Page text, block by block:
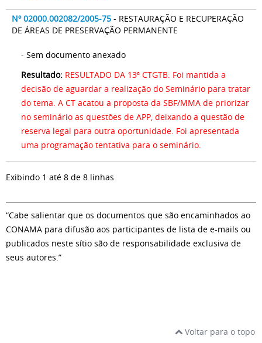
Nº 02000.002082/2005-75 - RESTAURAÇÃO E RECUPERAÇÃO
DE ÁREAS DE PRESERVAÇÃO PERMANENTE
- Sem documento anexado
Resultado: RESULTADO DA 13ª CTGTB: Foi mantida a
decisão de aguardar a realização do Seminário para tratar
do tema. A CT acatou a proposta da SBF/MMA de priorizar
no seminário as questões de APP, deixando a questão de
reserva legal para outra oportunidade. Foi apresentada
uma programação tentativa para o seminário.
Exibindo 1 até 8 de 8 linhas
“Cabe salientar que os documentos que são encaminhados ao
CONAMA para difusão aos participantes de lista de e-mails ou
publicados neste sítio são de responsabilidade exclusiva de
seus autores.”
Voltar para o topo